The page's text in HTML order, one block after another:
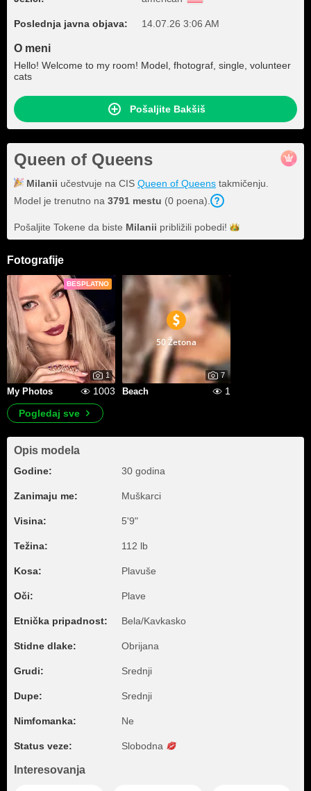
Poslednja javna objava: 14.07.26 3:06 AM
O meni
Hello! Welcome to my room! Model, fhotograf, single, volunteer
cats
Pošaljite Bakšiš
Queen of Queens
Milanii učestvuje na CIS Queen of Queens takmičenju.
Model je trenutno na 3791 mestu (0 poena).
Pošaljite Tokene da biste Milanii približili pobedi!
Fotografije
BESPLATNO
1
My Photos 1003
50 Žetona
7
Beach
1
Pogledaj sve
Opis modela
Godine: 30 godina
Zanimaju me: Muškarci
Visina: 5'9"
Težina: 112 lb
Kosa: Plavuše
Oči: Plave
Etnička pripadnost: Bela/Kavkasko
Stidne dlake: Obrijana
Grudi: Srednji
Dupe: Srednji
Nimfomanka: Ne
Status veze: Slobodna
Interesovanja